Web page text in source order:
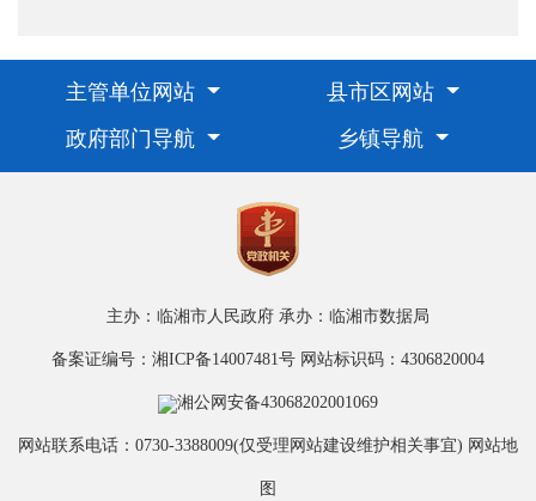
主管单位网站
县市区网站
政府部门导航
乡镇导航
主办：临湘市人民政府 承办：临湘市数据局
备案证编号：湘ICP备14007481号 网站标识码：4306820004
湘公网安备43068202001069
网站联系电话：0730-3388009(仅受理网站建设维护相关事宜) 网站地
图